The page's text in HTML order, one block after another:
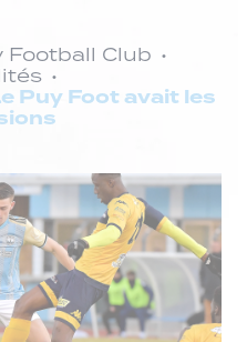
Football Club
Puy Foot avait les